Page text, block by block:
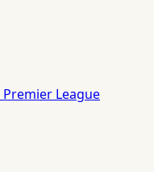
Premier League